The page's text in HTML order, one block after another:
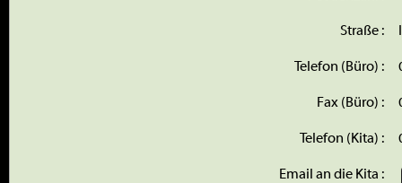
Straße :
Telefon (Büro) :
Fax (Büro) :
Telefon (Kita) :
Email an die Kita :